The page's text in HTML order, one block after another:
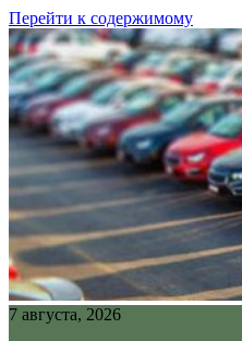
Перейти к содержимому
7 августа, 2026